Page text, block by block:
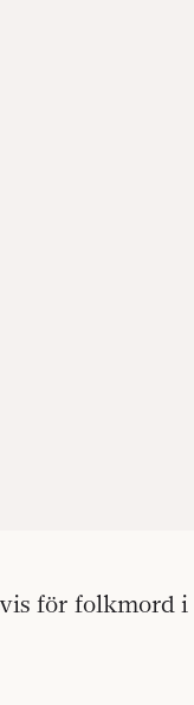
för folkmord i